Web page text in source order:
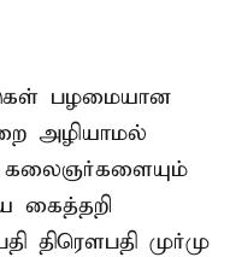
பழமையான
அழியாமல்
கலைஞர்களையும்
கைத்தறி
திரௌபதி முர்மு